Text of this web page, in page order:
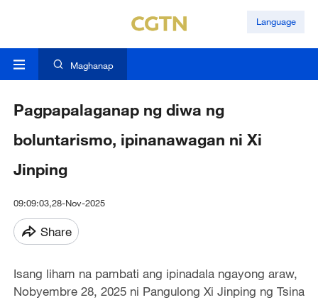
Language
Maghanap
Pagpapalaganap ng diwa ng
boluntarismo, ipinanawagan ni Xi
Jinping
09:09:03,28-Nov-2025
Share
Isang liham na pambati ang ipinadala ngayong araw,
Nobyembre 28, 2025 ni Pangulong Xi Jinping ng Tsina